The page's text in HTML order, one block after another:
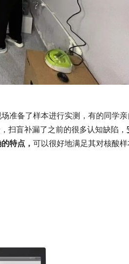
准备了样本进行实测，有的同学亲
扫盲补漏了之前的很多认知缺陷，
特点， 可以很好地满足其对核酸样